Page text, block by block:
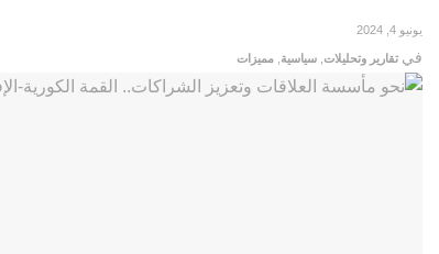
يونيو 4, 2024
في تقارير وتحليلات سياسية مميزات